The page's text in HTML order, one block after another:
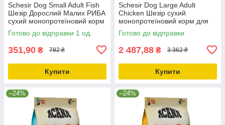
Schesir Dog Small Adult Fish
Шезір Дорослий Малих РИБА
сухий монопротеїновий корм
для собак Малих порід
2кг_ДО 11.10.25
Готово до відправки 1 од.
351,90 ₴ 782 ₴
Купити
Schesir Dog Large Adult
Chicken Шезір сухий
монопротеїновий корм для
собак великих порід 12кг
Готово до відправки
2 487,88 ₴ 3 362 ₴
Купити
–24% –24%